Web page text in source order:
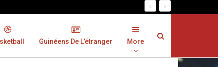
Guinéens De L’étranger More